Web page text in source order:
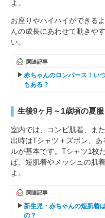
よ。
お座りやハイハイができる
んの成長にあわせて動きや
い。
関連記事
赤ちゃんのロンパース！い
もある？
生後9ヶ月～1歳頃の夏服
室内では、コンビ肌着、ま
出時はTシャツ＋ズボン、
ルが基本です。Tシャツ1枚
ば、短肌着やメッシュの肌
よ。
関連記事
新生児・赤ちゃんの短肌着
の？